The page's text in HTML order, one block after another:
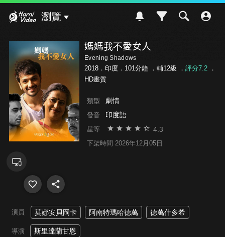
瀏覽
媽媽我不愛女人
Evening Shadows
2018．印度．101分鐘 ． 輔12級 ． 評分7.2．
HD畫質
類型 劇情
發音 印度語
星等 4.3
下架時間 2026年12月05日
演員 莫娜安貝岡卡 阿南特瑪哈德萬 德萬什多希
導演 斯里達蘭甘恩